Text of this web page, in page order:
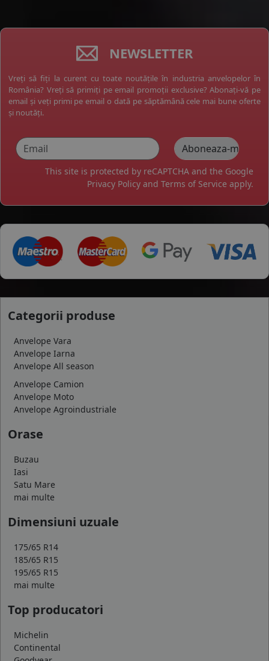
NEWSLETTER
Vreți să fiți la curent cu toate noutățile în industria anvelopelor în
România? Vreți să primiți pe email promoții exclusive? Abonați-vă pe
email și veți primi pe email o dată pe săptămână cele mai bune oferte
și noutăți.
This site is protected by reCAPTCHA and the Google
Privacy Policy and Terms of Service apply.
Categorii produse
Anvelope Vara
Anvelope Iarna
Anvelope All season
Anvelope Camion
Anvelope Moto
Anvelope Agroindustriale
Orase
Buzau
Iasi
Satu Mare
mai multe
Dimensiuni uzuale
175/65 R14
185/65 R15
195/65 R15
mai multe
Top producatori
Michelin
Continental